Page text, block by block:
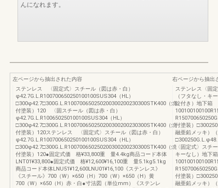
んになれます。
左ページから抽出された内容
ステンレス 〈固定式〉スチール（図は赤・白）
φ42.7G.L.R100700650250100100SUS304（HL）
□300φ42.7□300G.L.R100700650250200300200230300STK400（焼
付塗装）120 〈固スチール（図は赤・白）
φ42.7G.L.R100650250100100SUS304（HL）
□300φ42.7□300G.L.R100700650250200300200230300STK400（焼
付塗装）120ステンレス 〈固定式〉スチール（図は赤・白）
φ42.7G.L.R100700650250100100SUS304（HL）
□300φ42.7□300G.L.R100700650250200300200230300STK400（焼
付塗装）120●固定式価 格¥33,800重 量4.4kg商品コード本体
LNT01¥33,800●固定式価 格¥12,600¥16,100重 量5.1kg5.1kg
商品コード本体LNU51¥12,600LNU01¥16,100《ステンレス》
《スチール》700（W）×650（H）700（W）×650（H）黄
700（W）×650（H）赤・白●寸法図（単位mm）《ステンレ
右ページから抽出
ステンレス〈固
（フタなし・キ
錠付き）地下箱
付塗装）
融亜鉛メッキ）
〈固定式〉スチ
キーなし）地下
付塗装）
融亜鉛メッキ）